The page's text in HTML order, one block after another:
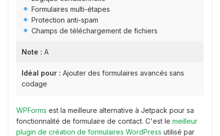
Formulaires multi-étapes
Protection anti-spam
Champs de téléchargement de fichiers
Note : A
Idéal pour : Ajouter des formulaires avancés sans
codage
WPForms est la meilleure alternative à Jetpack pour sa
fonctionnalité de formulaire de contact. C'est le meilleur
plugin de création de formulaires WordPress utilisé par